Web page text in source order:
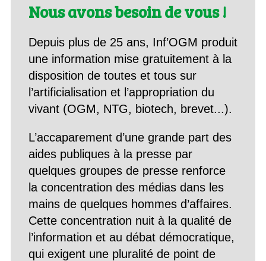
Nous avons besoin de vous !
Depuis plus de 25 ans, Inf’OGM produit
une information mise gratuitement à la
disposition de toutes et tous sur
l’artificialisation et l’appropriation du
vivant (OGM, NTG, biotech, brevet...).
L’accaparement d’une grande part des
aides publiques à la presse par
quelques groupes de presse renforce
la concentration des médias dans les
mains de quelques hommes d’affaires.
Cette concentration nuit à la qualité de
l’information et au débat démocratique,
qui exigent une pluralité de point de